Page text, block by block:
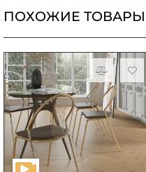
ПОХОЖИЕ ТОВАРЫ